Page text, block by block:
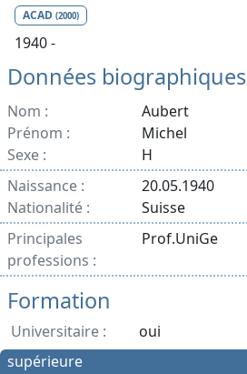
ACAD (2000)
1940 -
Données biographiques
Nom :
Aubert
Prénom :
Michel
Sexe :
H
Naissance :
20.05.1940
Nationalité :
Suisse
Principales
professions :
Prof.UniGe
Formation
Universitaire :
oui
supérieure